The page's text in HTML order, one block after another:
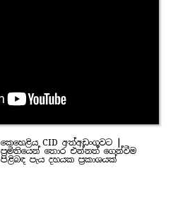
කෙහෙළිය CID අත්අඩංගුවට |
ප්‍රමිතියෙන් තොර එන්නත් ගෙන්වීම
පිළිබඳ පැය දහයක ප්‍රකාශයක්